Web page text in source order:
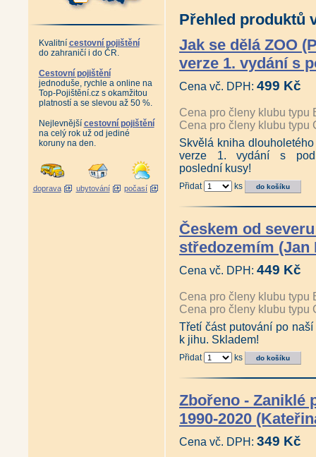
Kvalitní cestovní pojištění
do zahraničí i do ČR.
Cestovní pojištění
jednoduše, rychle a online na
Top-Pojištění.cz s okamžitou
platností a se slevou až 50 %.
Nejlevnější cestovní pojištění
na celý rok už od jediné
koruny na den.
doprava ubytování počasí
Rys ostrovid (Miroslava Michnová,
Adalbert Hahn - Krušnohorský Faust
Železniční nehody (Josef Schrötter,
Co nevíte o železnici (Josef Schrötter,
Schwarzenberská krajina Hlubocka a
Doktor Kittel (Eva Koudelková text,
Naše putování po nejvyšších
Šumavští rodáci vzpomínají 5 (kolektiv
Český ráj známý i neznámý (Petr
Jizerské hory známé i neznámé (Petr
Šumavský pohádkář (Ondřej Fibich)
Únor 2024| Leden 2024|
Srpen 2023
Duben 2023|Březen 2023|
Listopad 2022|Říjen 2022|
Červen 2022
|Květen 2022
Leden 2022|Prosinec 2021
Srpen 2021|Červenec 2021
Říjen 2020 |Září 2020|
Květen 2020|Duben 2020|
Prosinec 2019| Listopad
Červenec 2019 |Červen
Únor 2019
|Leden 2019 |
Září 2018 |Srpen 2018 |
Duben 2018| Březen 2018
Listopad 2017
Říjen 2017
Leden 2017|Prosinec 2016
Srpen 2016
Červen 2016
Únor 2016| Leden 2016
Přehled produktů
Jak se dělá ZOO
verze 1. vydání s
Cena vč. DPH: 499 Kč
Cena pro členy klubu typu
Cena pro členy klubu typu
Skvělá kniha
verze 1. vydání s
poslední kusy!
Přidat ks
Českem od
středozemím (Jan
Cena vč. DPH: 449 Kč
Cena pro členy klubu typu
Cena pro členy klubu typu
Třetí část putování po
k jihu. Skladem!
Přidat ks
Zbořeno - Zaniklé
1990-2020
Cena vč. DPH: 349 Kč